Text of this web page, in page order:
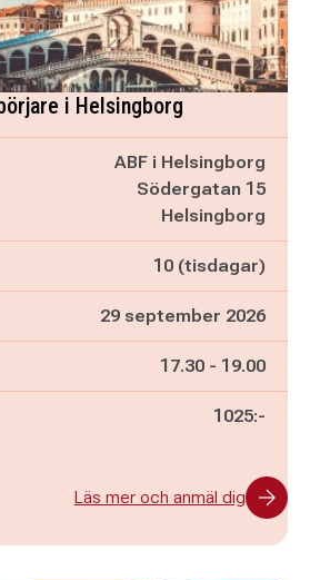
i Helsingborg
ABF i Helsingborg
Södergatan 15
Helsingborg
10 (tisdagar)
29 september 2026
Pågår mellan
17.30 - och
19.00
1025:-
Läs mer och anmäl dig